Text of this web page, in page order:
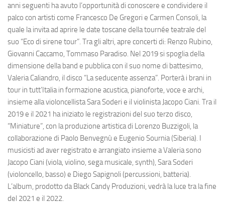
anni seguenti ha avuto l’opportunità di conoscere e condividere il
palco con artisti come Francesco De Gregori e Carmen Consoli, la
quale la invita ad aprire le date toscane della tournée teatrale del
suo “Eco di sirene tour”. Tra gli altri, apre concerti di: Renzo Rubino,
Giovanni Caccamo, Tommaso Paradiso. Nel 2019 si spoglia della
dimensione della band e pubblica con il suo nome di battesimo,
Valeria Caliandro, il disco “La seducente assenza”. Porterà i brani in
tour in tutt’Italia in formazione acustica, pianoforte, voce e archi,
insieme alla violoncellista Sara Soderi e il violinista Jacopo Ciani. Tra il
2019 e il 2021 ha iniziato le registrazioni del suo terzo disco,
“Miniature”, con la produzione artistica di Lorenzo Buzzigoli, la
collaborazione di Paolo Benvegnù e Eugenio Sournia (Siberia). I
musicisti ad aver registrato e arrangiato insieme a Valeria sono
Jacopo Ciani (viola, violino, sega musicale, synth), Sara Soderi
(violoncello, basso) e Diego Sapignoli (percussioni, batteria).
L’album, prodotto da Black Candy Produzioni, vedrà la luce tra la fine
del 2021 e il 2022.